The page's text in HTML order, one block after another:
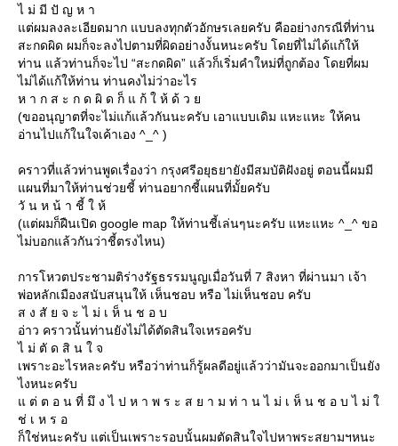
ไ ม่ มี ปั ญ ห า
ต่ผมลงละเอียดมาก แบบลงทุกตัวอักษรเลยครับ คืออย่างกรณีที่ท่าน
สะกดผิด ผมก็จะลงไปตามที่ผิดอย่างงั้นหนะครับ โดยที่ไม่ได้แก้ให้
ท่าน แล้วท่านก็จะไป “สะกดผิด” แล้วก็เริ่มคำใหม่ที่ถูกต้อง โดยที่ผม
ไม่ได้แก้ให้ท่าน ท่านคงไม่ว่าอะไร
ห า ก ส ะ ก ด ผิ ด ก็ แ ก้ ใ ห้ ด้ ว
(ขออนุญาตที่จะไม่แก้แล้วกันนะครับ เอาแบบเดิม แหะแหะ ให้คน
อ่านไปแก้ในใจเค้าเอง ^_^ )
คราวที่แล้วท่านพูดเรื่องว่า กรุงศรีอยุธยายังมีสมบัติฝังอยู่ ตอนนี้ผมมี
ผนที่มาให้ท่านช่วยชี้ ท่านอยากชี้แผนที่มั้ยครับ
วั น ห น้ า ชี้ ใ ห้
(แต่ผมก็ฝืนเปิด google map ให้ท่านชี้เล่นๆนะครับ แหะแหะ ^_^ ขอ
ไม่บอกแล้วกันว่าชี้ตรงไหน)
การโหวตประชามติร่างรัฐธรรมนูญเมื่อวันที่ 7 สิงหา ที่ผ่านมา เจ้า
พ่อหลักเมืองสนับสนุนให้ เห็นชอบ หรือ ไม่เห็นชอบ ครับ
ส ง สั ย จ ะ ไ ม่ เ ห็ น ช อ บ
อ่าว คราวนั้นท่านยังไม่ได้ตัดสินใจเหรอครับ
ไ ม่ ตั ด สิ น ใ จ
เพราะอะไรหละครับ หรือว่าท่านก็รู้ผลดีอยู่แล้วว่ามันจะออกมาเป็นยัง
ไงหนะครับ
ต่ ต อ น ที่ มึ ง ไ ป ห า พ ร ะ ส ย า ม ท่ า น ไ ม่ เ ห็ น ช อ บ ไ ม่
ช่ เ ห ร อ
ก็ใช่หนะครับ แต่เป็นเพราะรอบนั้นผมตัดสินใจไปหาพระสยามฯหนะ